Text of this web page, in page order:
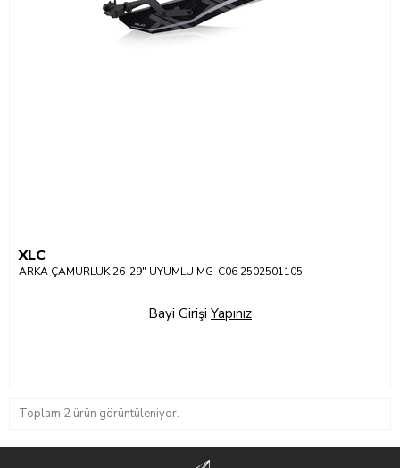
XLC
ARKA ÇAMURLUK 26-29" UYUMLU MG-C06 2502501105
Bayi Girişi Yapınız
Toplam 2 ürün görüntüleniyor.